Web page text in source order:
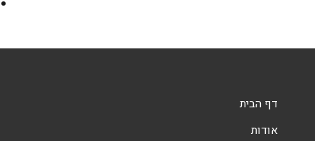
דף הבית
אודות